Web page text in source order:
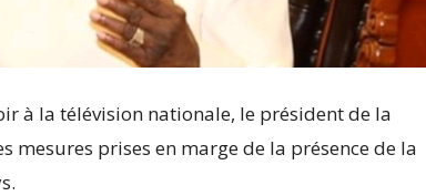
à la télévision nationale, le président de la
mesures prises en marge de la présence de la